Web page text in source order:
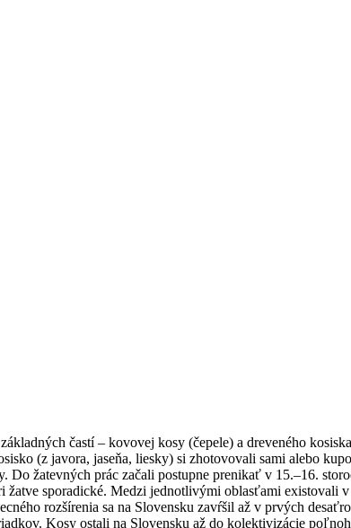
častí – kovovej kosy (čepele) a dreveného
(z javora, jaseňa, liesky) si zhotovovali sami alebo
Do žatevných prác začali postupne prenikať v 15.–16.
žatve sporadické. Medzi jednotlivými oblasťami existovali
rozšírenia sa na Slovensku zavŕšil až v prvých
Kosy ostali na Slovensku až do kolektivizácie